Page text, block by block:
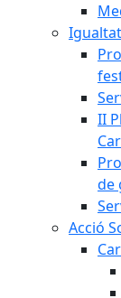
Igualtat
II
de
Acció